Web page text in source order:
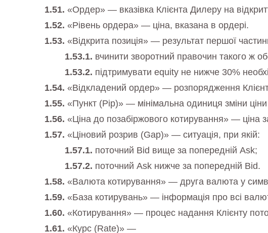
«Ордер» — вказівка ​​Клієнта Дилеру на
«Рівень ордера» — ціна, вказана в ордері.
«Відкрита позиція» — результат першої
вчинити зворотний правочин такого ж
підтримувати equity не нижче 30%
«Відкладений ордер» — розпорядження
«Пункт (Pip)» — мінімальна одиниця зміни
«Ціна до позабіржового котирування» — ціна
«Ціновий розрив (Gap)» — ситуація, при якій:
поточний Bid вище за попередній Ask;
поточний Ask нижче за попередній Bid.
«Валюта котирування» — друга валюта у
«База котирувань» — інформація про всі
«Котирування» — процес надання Клієнту
«Курс (Rate)» —